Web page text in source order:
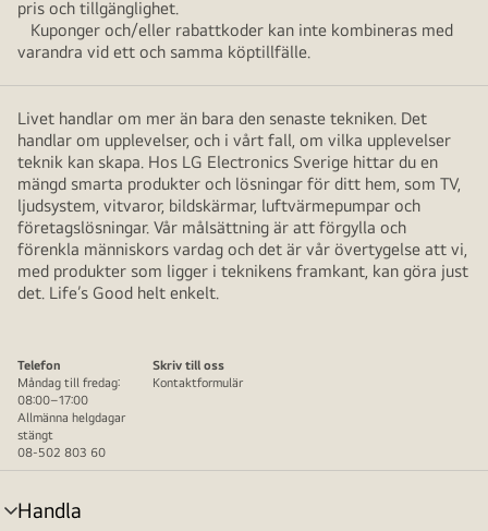
pris och tillgänglighet.
Kuponger och/eller rabattkoder kan inte kombineras med
varandra vid ett och samma köptillfälle.
Livet handlar om mer än bara den senaste tekniken. Det
handlar om upplevelser, och i vårt fall, om vilka upplevelser
teknik kan skapa. Hos LG Electronics Sverige hittar du en
mängd smarta produkter och lösningar för ditt hem, som TV,
ljudsystem, vitvaror, bildskärmar, luftvärmepumpar och
företagslösningar. Vår målsättning är att förgylla och
förenkla människors vardag och det är vår övertygelse att vi,
med produkter som ligger i teknikens framkant, kan göra just
det. Life’s Good helt enkelt.
Telefon
Måndag till fredag:
08:00–17:00
Allmänna helgdagar
stängt
08-502 803 60
Skriv till oss
Kontaktformulär
Handla
menyväxling